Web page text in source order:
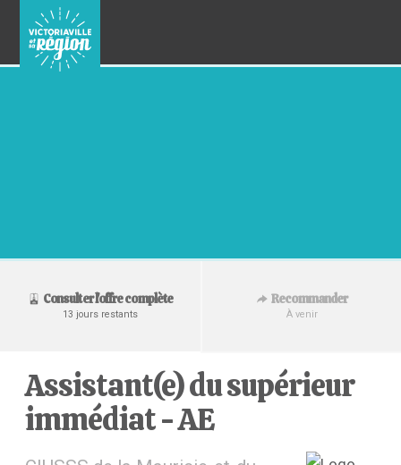
Consulter l'offre complète
13 jours restants
Recommander
À venir
Assistant(e) du supérieur
immédiat - AE